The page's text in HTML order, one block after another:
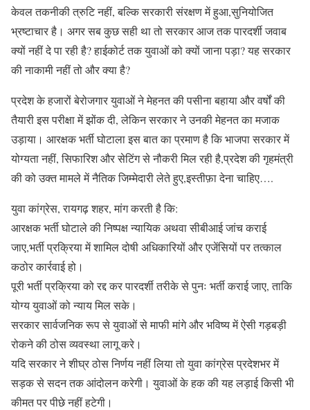
केवल तकनीकी त्रुटि नहीं, बल्कि सरकारी संरक्षण में हुआ,सुनियोजित
भ्रष्टाचार है। अगर सब कुछ सही था तो सरकार आज तक पारदर्शी जवाब
क्यों नहीं दे पा रही है? हाईकोर्ट तक युवाओं को क्यों जाना पड़ा? यह सरकार
की नाकामी नहीं तो और क्या है?
प्रदेश के हजारों बेरोजगार युवाओं ने मेहनत की पसीना बहाया और वर्षों की
तैयारी इस परीक्षा में झोंक दी, लेकिन सरकार ने उनकी मेहनत का मजाक
उड़ाया। आरक्षक भर्ती घोटाला इस बात का प्रमाण है कि भाजपा सरकार में
योग्यता नहीं, सिफारिश और सेटिंग से नौकरी मिल रही है,प्रदेश की गृहमंत्री
की को उक्त मामले में नैतिक जिम्मेदारी लेते हुए,इस्तीफ़ा देना चाहिए….
युवा कांग्रेस, रायगढ़ शहर, मांग करती है कि:
आरक्षक भर्ती घोटाले की निष्पक्ष न्यायिक अथवा सीबीआई जांच कराई
जाए,भर्ती प्रक्रिया में शामिल दोषी अधिकारियों और एजेंसियों पर तत्काल
कठोर कार्रवाई हो।
पूरी भर्ती प्रक्रिया को रद्द कर पारदर्शी तरीके से पुनः भर्ती कराई जाए, ताकि
योग्य युवाओं को न्याय मिल सके।
सरकार सार्वजनिक रूप से युवाओं से माफी मांगे और भविष्य में ऐसी गड़बड़ी
रोकने की ठोस व्यवस्था लागू करे।
यदि सरकार ने शीघ्र ठोस निर्णय नहीं लिया तो युवा कांग्रेस प्रदेशभर में
सड़क से सदन तक आंदोलन करेगी। युवाओं के हक की यह लड़ाई किसी भी
कीमत पर पीछे नहीं हटेगी।